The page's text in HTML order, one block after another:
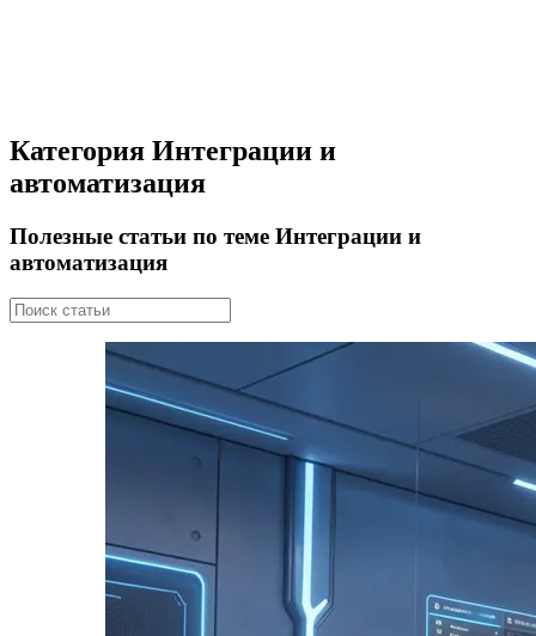
Категория Интеграции и
автоматизация
Полезные статьи по теме Интеграции и
автоматизация